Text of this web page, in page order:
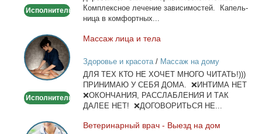
Исполнитель
Ком­плекс­ное ле­че­ние за­ви­си­мо­стей. Ка­пель­
ни­ца в ком­форт­ных...
Массаж
лица
и
тела
Исполнитель
Мас­саж ли­ца и те­ла
Здоровье и красота/ Массаж на дому
ДЛЯ ТЕХ КТО НЕ ХОЧЕТ МНОГО ЧИТАТЬ!)))
ПРИНИМАЮ У СЕБЯ ДОМА. ❌ИНТИМА НЕТ
❌ОКОНЧАНИЯ, РАССЛАБЛЕНИЯ И ТАК
ДАЛЕЕ НЕТ! ❌ДОГОВОРИТЬСЯ НЕ...
Ветеринарный
Ве­те­ри­нар­ный врач - Вы­езд на дом